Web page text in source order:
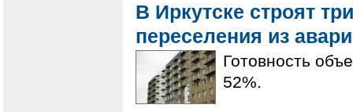
В Иркутске строят
переселения из
Готовность
52%.